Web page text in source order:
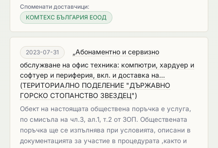
Споменати доставчици:
КОМТЕХС БЪЛГАРИЯ ЕООД
2023-07-31
„Абонаментно и сервизно
обслужване на офис техника: компютри, хардуер и
софтуер и периферия, вкл. и доставка на...
(ТЕРИТОРИАЛНО ПОДЕЛЕНИЕ "ДЪРЖАВНО
ГОРСКО СТОПАНСТВО ЗВЕЗДЕЦ")
Обект на настоящата обществена поръчка е услуга,
по смисъла на чл.3, ал.1, т.2 от ЗОП. Обществената
поръчка ще се изпълнява при условията, описани в
документацията за участие в процедурата ,както и